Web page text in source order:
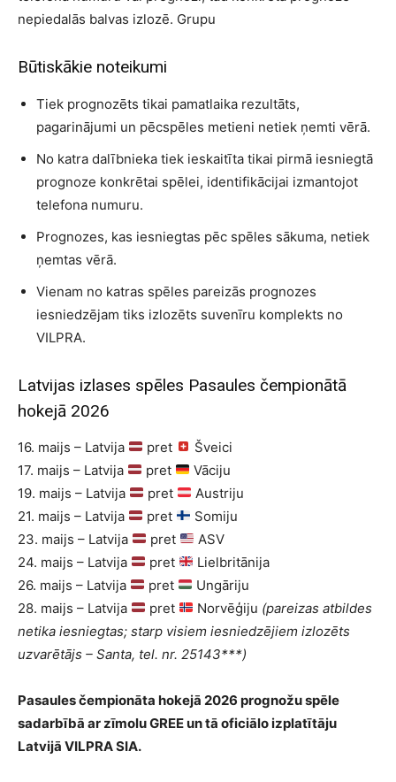
nepiedalās balvas izlozē. Grupu
Būtiskākie noteikumi
Tiek prognozēts tikai pamatlaika rezultāts,
pagarinājumi un pēcspēles metieni netiek ņemti vērā.
No katra dalībnieka tiek ieskaitīta tikai pirmā iesniegtā
prognoze konkrētai spēlei, identifikācijai izmantojot
telefona numuru.
Prognozes, kas iesniegtas pēc spēles sākuma, netiek
ņemtas vērā.
Vienam no katras spēles pareizās prognozes
iesniedzējam tiks izlozēts suvenīru komplekts no
VILPRA.
Latvijas izlases spēles Pasaules čempionātā
hokejā 2026
16. maijs – Latvija pret
Šveici
17. maijs – Latvija
pret
Vāciju
19. maijs – Latvija
pret
Austriju
21. maijs – Latvija
pret
Somiju
23. maijs – Latvija
pret
ASV
24. maijs – Latvija
pret
Lielbritānija
26. maijs – Latvija
pret
Ungāriju
28. maijs – Latvija
pret Norvēģiju (pareizas atbildes
netika iesniegtas; starp visiem iesniedzējiem izlozēts
uzvarētājs – Santa, tel. nr. 25143***)
Pasaules čempionāta hokejā 2026 prognožu spēle
sadarbībā ar zīmolu GREE un tā oficiālo izplatītāju
Latvijā VILPRA SIA.